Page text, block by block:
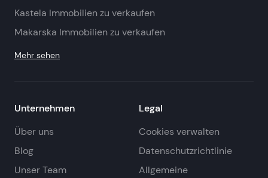
Kastela Immobilien zu verkaufen
Makarska Immobilien zu verkaufen
Mehr sehen
Unternehmen
Über uns
Blog
Unser Team
Legal
Cookies verwalten
Datenschutzrichtlinie
Allgemeine